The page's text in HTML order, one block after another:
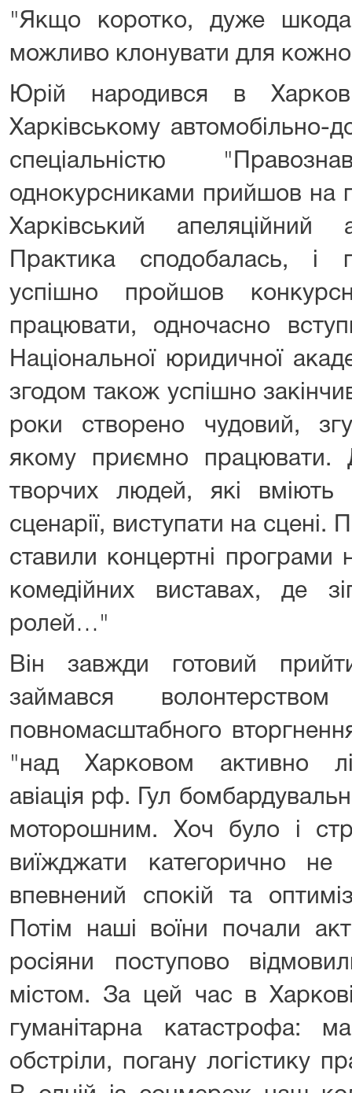
"Якщо коротко, дуже
можливо клонувати для
Юрій народився в
Харківському автомобільно-
спеціальністю
однокурсниками прийшов на
Харківський апеляційний
Практика сподобалась, і
успішно пройшов
працювати, одночасно
Національної юридичної
згодом також успішно
роки створено чудовий,
якому приємно працювати.
творчих людей, які вміють
сценарії, виступати на
ставили концертні програми
комедійних виставах, де
ролей…"
Він завжди готовий
займався
повномасштабного
"над Харковом активно
авіація рф. Гул
моторошним. Хоч було і
виїжджати категорично
впевнений спокій та
Потім наші воїни почали
росіяни поступово
містом. За цей час в
гуманітарна катастрофа:
обстріли, погану логістику